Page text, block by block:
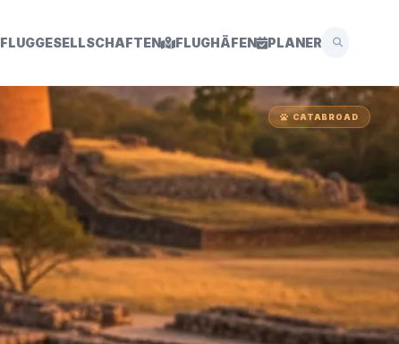
FLUGGESELLSCHAFTEN FLUGHÄFEN PLANER
CATABROAD